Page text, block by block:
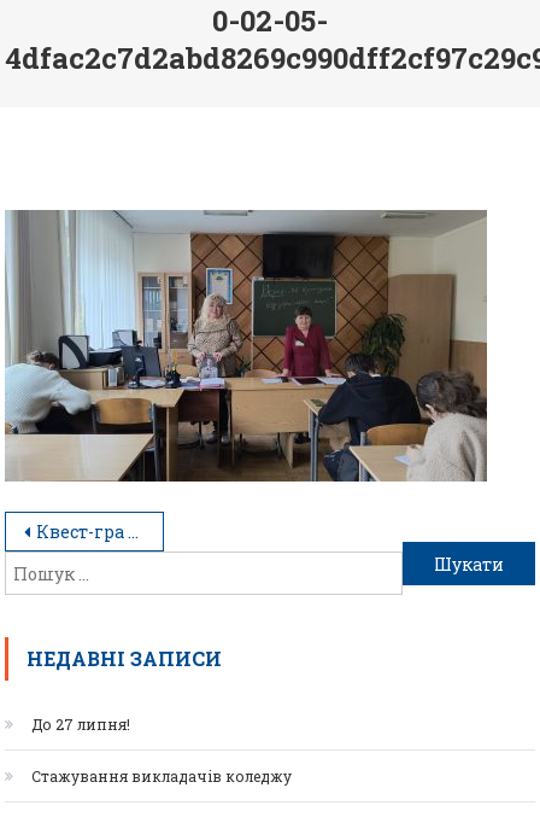
0-02-05-
Квест-гра «Кмітливий кухар»
НЕДАВНІ ЗАПИСИ
До 27 липня!
Стажування викладачів коледжу